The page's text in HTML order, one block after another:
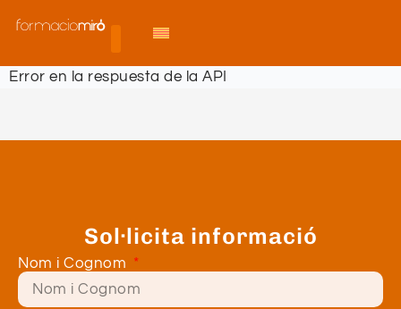
Error en la respuesta de la API
Sol·licita informació
Nom i Cognom